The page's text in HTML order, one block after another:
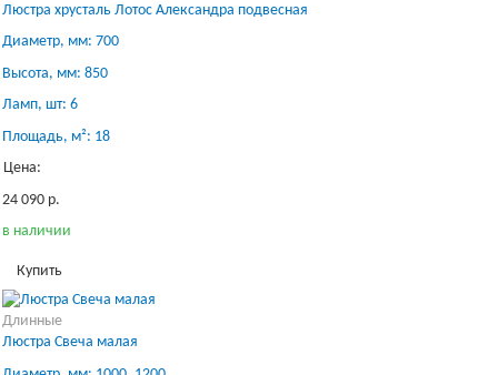
Люстра хрусталь Лотос Александра подвесная
Диаметр, мм: 700
Высота, мм: 850
Ламп, шт: 6
Площадь, м²: 18
Цена:
24 090 р.
в наличии
Купить
Длинные
Люстра Свеча малая